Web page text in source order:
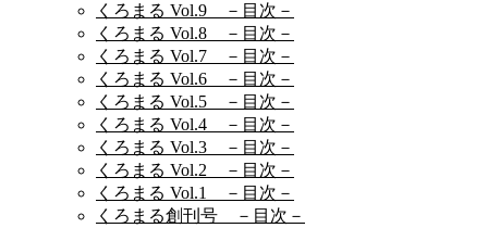
くろまる Vol.9 －目次－
くろまる Vol.8 －目次－
くろまる Vol.7 －目次－
くろまる Vol.6 －目次－
くろまる Vol.5 －目次－
くろまる Vol.4 －目次－
くろまる Vol.3 －目次－
くろまる Vol.2 －目次－
くろまる Vol.1 －目次－
くろまる創刊号 －目次－